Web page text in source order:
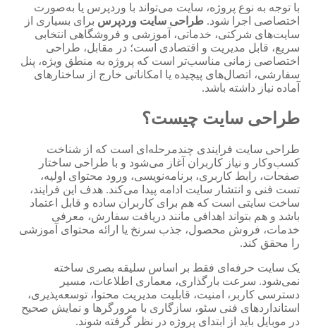
با توجه به نوع پروژه، سایت می‌تواند با وردپرس یا به‌صورت
اختصاصی اجرا شود. طراحی سایت وردپرس برای بسیاری از
سایت‌های شرکتی، خدماتی، آموزشی و فروشگاهی انتخابی
سریع، قابل مدیریت و اقتصادی است؛ در مقابل، طراحی
اختصاصی زمانی مناسب‌تر است که پروژه به منطق ویژه، پنل
سفارشی، اتصال‌های پیچیده یا امکاناتی خارج از ساختارهای
آماده نیاز داشته باشد.
طراحی سایت چیست؟
طراحی سایت فرایندی چندمرحله‌ای است که از شناخت
کسب‌وکار و نیاز کاربران آغاز می‌شود و با طراحی ساختار
صفحات، رابط کاربری، برنامه‌نویسی، ورود محتوای اولیه،
تست فنی و انتشار سایت ادامه پیدا می‌کند. هدف این فرایند،
ساخت سایتی است که هم برای کاربران ساده و قابل اعتماد
باشد و هم بتواند اهدافی مانند دریافت سفارش، معرفی
خدمات، فروش محصول، جذب سرنخ یا ارائه محتوای آموزشی
را محقق کند.
یک سایت حرفه‌ای فقط بر اساس سلیقه بصری ساخته
نمی‌شود. سرعت بارگذاری، معماری اطلاعات، مسیر
دسترسی کاربر، امنیت، قابلیت مدیریت محتوا، توسعه‌پذیری،
استانداردهای فنی سئو، سازگاری با مرورگرها و نمایش صحیح
در موبایل باید از ابتدای پروژه در نظر گرفته شوند.